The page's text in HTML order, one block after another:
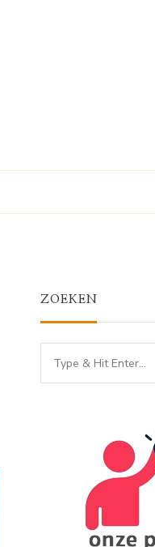
ZOEKEN
Looking
for